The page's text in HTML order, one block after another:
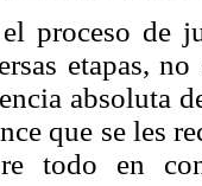
proceso de
etapas,
absoluta
que se les
todo en